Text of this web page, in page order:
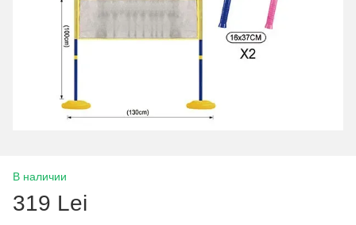
В наличии
319 Lei